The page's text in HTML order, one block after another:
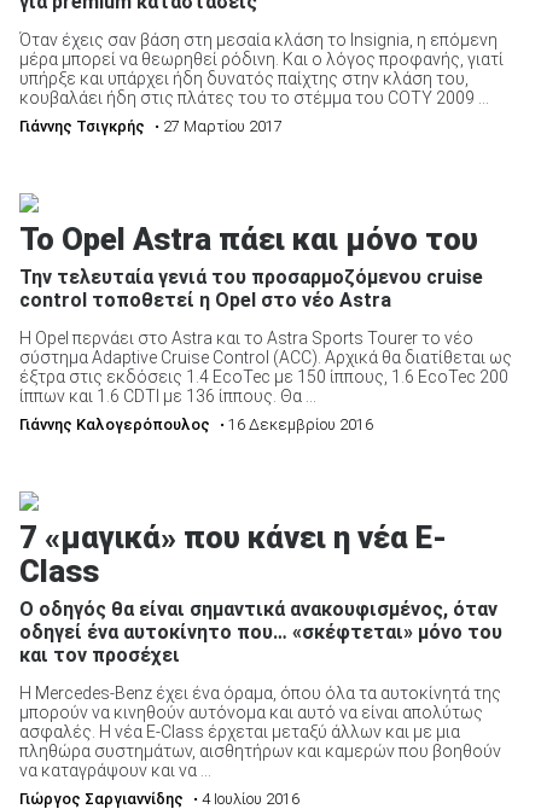
Όταν έχεις σαν βάση στη μεσαία κλάση το Insignia, η επόμενη
μέρα μπορεί να θεωρηθεί ρόδινη. Και ο λόγος προφανής, γιατί
υπήρξε και υπάρχει ήδη δυνατός παίχτης στην κλάση του,
κουβαλάει ήδη στις πλάτες του το στέμμα του COTY 2009 ...
Γιάννης Τσιγκρής • 27 Μαρτίου 2017
Το Opel Astra πάει και μόνο του
Την τελευταία γενιά του προσαρμοζόμενου cruise
control τοποθετεί η Opel στο νέο Astra
Η Opel περνάει στο Astra και το Astra Sports Tourer το νέο
σύστημα Adaptive Cruise Control (ACC). Αρχικά θα διατίθεται ως
έξτρα στις εκδόσεις 1.4 EcoTec με 150 ίππους, 1.6 EcoTec 200
ίππων και 1.6 CDTI με 136 ίππους. Θα ...
Γιάννης Καλογερόπουλος • 16 Δεκεμβρίου 2016
7 «μαγικά» που κάνει η νέα E-
Class
Ο οδηγός θα είναι σημαντικά ανακουφισμένος, όταν
οδηγεί ένα αυτοκίνητο που… «σκέφτεται» μόνο του
και τον προσέχει
Η Mercedes-Benz έχει ένα όραμα, όπου όλα τα αυτοκίνητά της
μπορούν να κινηθούν αυτόνομα και αυτό να είναι απολύτως
ασφαλές. Η νέα E-Class έρχεται μεταξύ άλλων και με μια
πληθώρα συστημάτων, αισθητήρων και καμερών που βοηθούν
να καταγράψουν και να ...
Γιώργος Σαργιαννίδης • 4 Ιουλίου 2016